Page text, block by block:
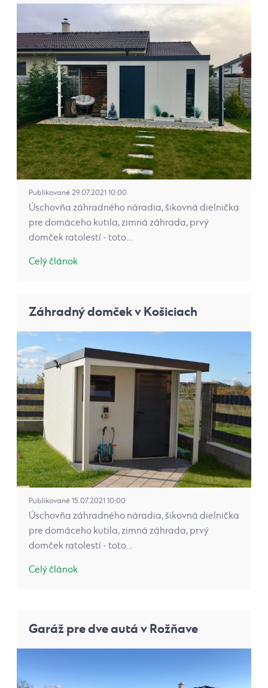
Publikované 29.07.2021 10:00
Úschovňa záhradného náradia, šikovná dielnička
pre domáceho kutila, zimná záhrada, prvý
domček ratolestí - toto…
Celý článok
Záhradný domček v Košiciach
Publikované 15.07.2021 10:00
Úschovňa záhradného náradia, šikovná dielnička
pre domáceho kutila, zimná záhrada, prvý
domček ratolestí - toto…
Celý článok
Garáž pre dve autá v Rožňave